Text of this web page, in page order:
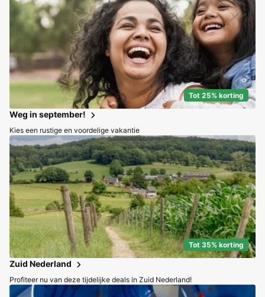
Tot 25% korting
Weg in september!
Kies een rustige en voordelige vakantie
Tot 35% korting
Zuid Nederland
Profiteer nu van deze tijdelijke deals in Zuid Nederland!